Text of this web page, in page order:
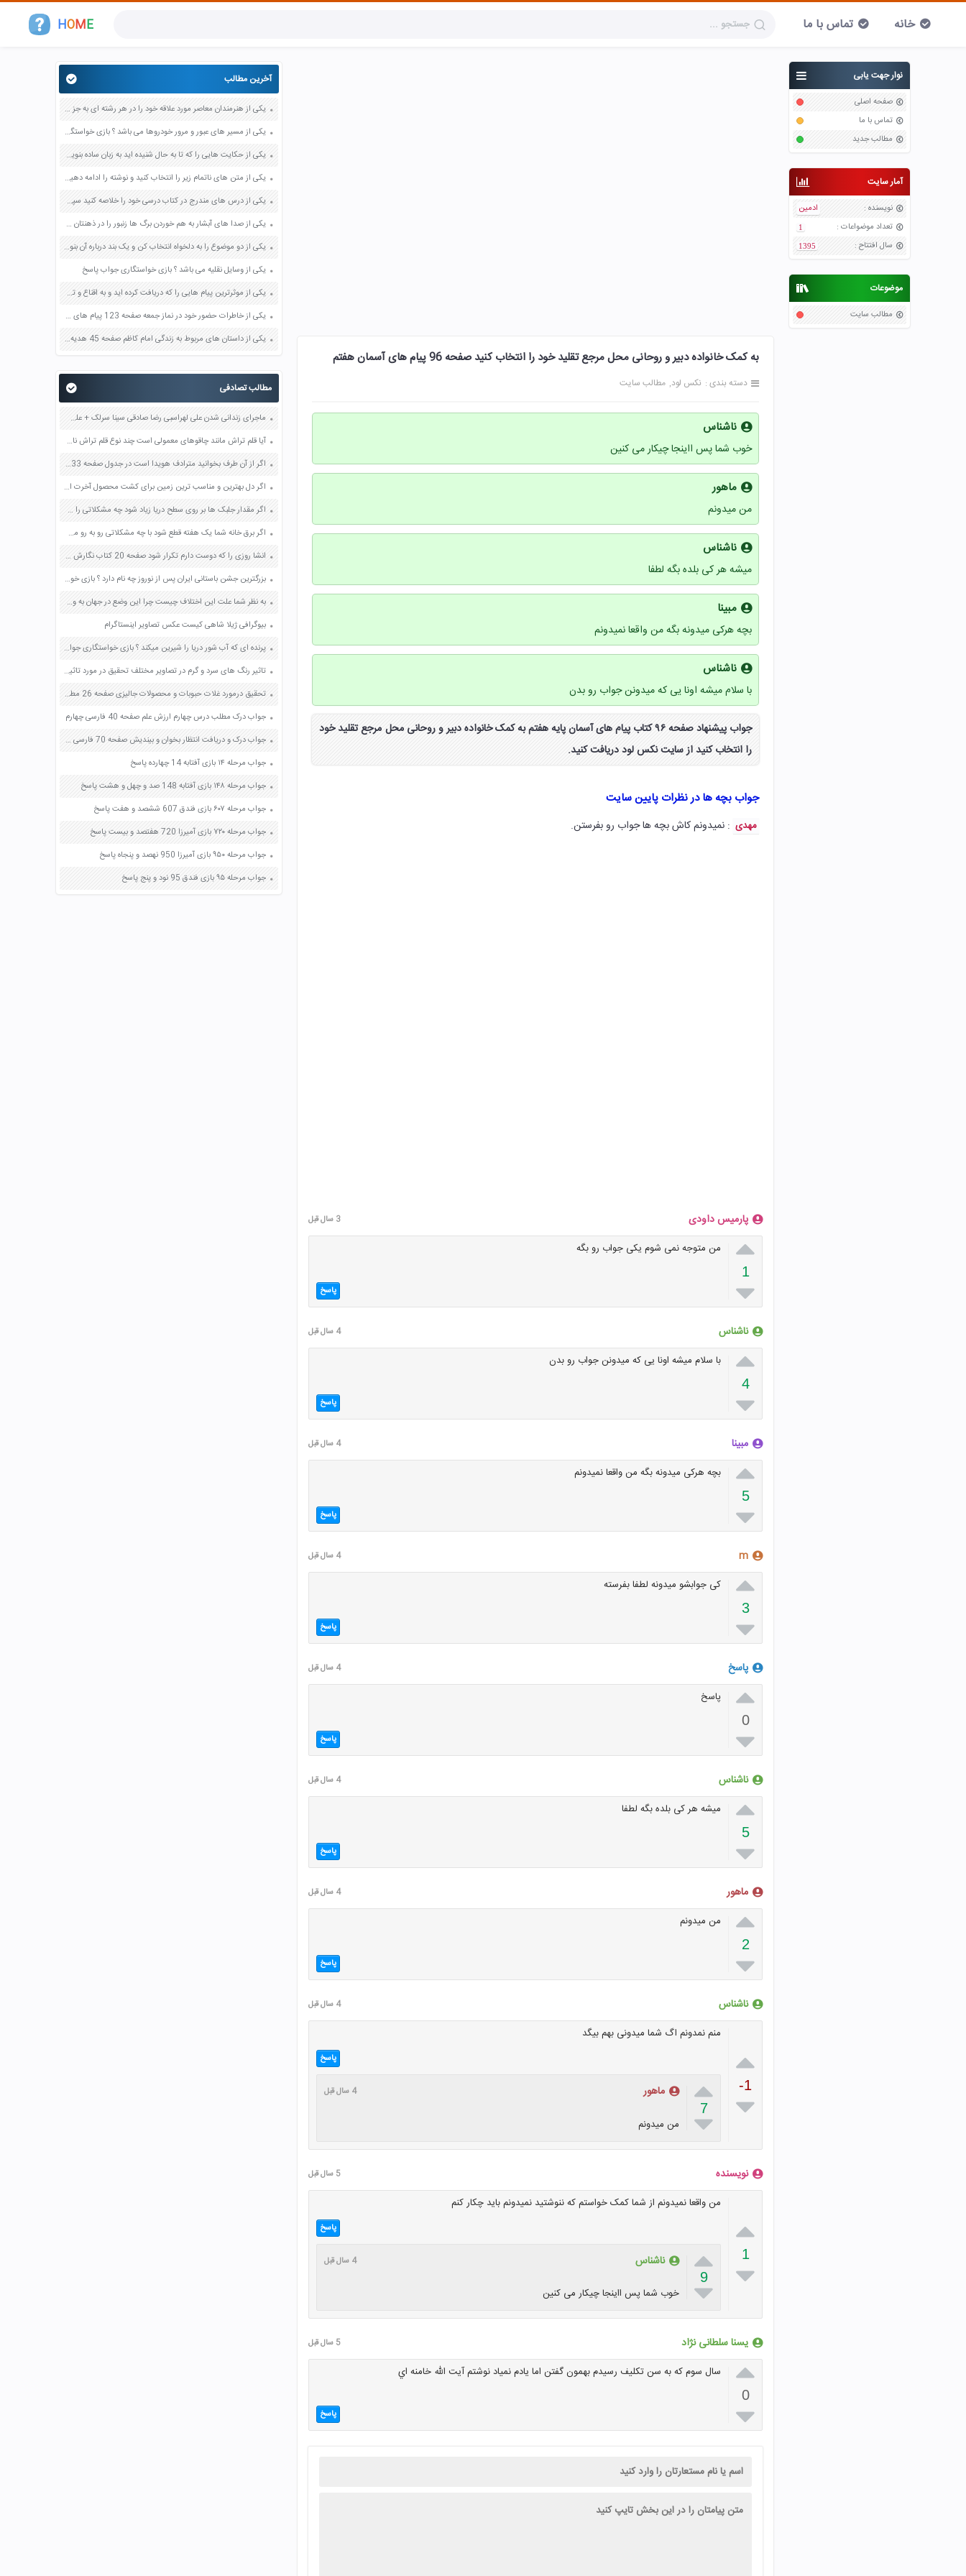
HOME خانه تماس با ما
نوار جهت یابی
صفحه اصلی
تماس با ما
مطالب جدید
آمار سایت
نویسنده :
ادمین
تعداد موضواعات :
1
سال افتتاح :
1395
موضوعات
مطالب سایت
به کمک خانواده دبیر و روحانی محل مرجع تقلید خود را انتخاب کنید صفحه 96 پیام های آسمان هفتم
دسته بندی : نکس لود مطالب سایت
ناشناس
خوب شما پس ااینجا چیکار می کنین
ماهور
من میدونم
ناشناس
میشه هر کی بلده بگه لطفا
مبینا
بچه هرکی میدونه بگه من واقعا نمیدونم
ناشناس
با سلام میشه اونا یی که میدونن جواب رو بدن
جواب پیشنهاد صفحه ۹۶ کتاب پیام های آسمان پایه هفتم به کمک خانواده دبیر و روحانی محل مرجع تقلید خود
را انتخاب کنید از سایت نکس لود دریافت کنید.
جواب بچه ها در نظرات پایین سایت
مهدی : نمیدونم کاش بچه ها جواب رو بفرستن.
پارمیس داودی 3 سال قبل

1

من متوجه نمی شوم یکی جواب رو بگه
پاسخ
ناشناس 4 سال قبل

4

با سلام میشه اونا یی که میدونن جواب رو بدن
پاسخ
مبینا 4 سال قبل

5

بچه هرکی میدونه بگه من واقعا نمیدونم
پاسخ
m 4 سال قبل

3

کی جوابشو میدونه لطفا بفرسته
پاسخ
پاسخ 4 سال قبل

0

پاسخ
پاسخ
ناشناس 4 سال قبل

5

میشه هر کی بلده بگه لطفا
پاسخ
ماهور 4 سال قبل

2

من میدونم
پاسخ
ناشناس 4 سال قبل

-1

منم نمدونم اگ شما میدونی بهم بیگد
پاسخ

7

ماهور 4 سال قبل
من میدونم
نویسنده 5 سال قبل

1

من واقعا نمیدونم از شما کمک خواستم که ننوشتید نمیدونم باید چکار کنم
پاسخ

9

ناشناس 4 سال قبل
خوب شما پس ااینجا چیکار می کنین
یسنا سلطانی نژاد 5 سال قبل

0

سال سوم که به سن تکلیف رسیدم بهمون گفتن اما یادم نمیاد نوشتم آیت الله خامنه اي
پاسخ
آخرین مطالب
یکی از هنرمندان معاصر مورد علاقه خود را در هر رشته ای به جز عکاسی صفحه 69 فرهنگ و هنر نهم
یکی از مسیر های عبور و مرور خودروها می باشد ؟ بازی خواستگاری جواب پاسخ
یکی از حکایت هایی را که تا به حال شنیده اید به زبان ساده بنویسید صفحه 97 نگارش ششم دبستان
یکی از متن های ناتمام زیر را انتخاب کنید و نوشته را ادامه دهید صفحه 73 و 74 کتاب نگارش فارسی پنجم دبستان
یکی از درس های مندرج در کتاب درسی خود را خلاصه کنید سپس متن خلاصه شده را با بهره گیری از روش های دسته بندی نمودار جدول نقشه مفهومی نشان دهید صفحه 118 نگارش یازدهم
یکی از صدا های آبشار به هم خوردن برگ ها زنبور را در ذهنتان مجسم کنید و درباره آن یک بند بنویسید صفحه 11 نگارش پنجم
یکی از دو موضوع را به دلخواه انتخاب کن و یک بند درباره آن بنویس صفحه 35 کتاب نگارش فارسی سوم
یکی از وسایل نقلیه می باشد ؟ بازی خواستگاری جواب پاسخ
یکی از موثرترین پیام هایی را که دریافت کرده اید و به اقناع و تغییری جدی در شما منجر شده است برسی کنید و علت این تاثیر گذاری قابل توجه را بنویسید صفحه 52 تفکر و سواد رسانه ای دهم
یکی از خاطرات حضور خود در نماز جمعه صفحه 123 پیام های آسمان هفتم
یکی از داستان های مربوط به زندگی امام کاظم صفحه 45 هدیه های آسمان چهارم
مطالب تصادفی
ماجرای زندانی شدن علی لهراسبی رضا صادقی سینا سرلک + علت جزئیات
آیا قلم تراش مانند چاقوهای معمولی است چند نوع قلم تراش نام ببرید صفحه 96 فرهنگ و هنر هشتم
اگر از آن طرف بخوانید مترادف هویدا است در جدول صفحه 133 و 134 فارسی نهم
اگر دل بهترین و مناسب ترین زمین برای کشت محصول آخرت است چهار شرط دیگر کدام اند صفحه 93 دین و زندگی دهم
اگر مقدار جلبک ها بر روی سطح دریا زیاد شود چه مشکلاتی را می تواند ایجاد کند صفحه 88 کاربرد فناوری های نوین یازدهم
اگر برق خانه شما یک هفته قطع شود با چه مشکلاتی رو به رو می شوید صفحه 26 علوم چهارم
انشا روزی را که دوست دارم تکرار شود صفحه 20 کتاب نگارش هفتم
بزرگترین جشن باستانی ایران پس از نوروز چه نام دارد ؟ بازی خواستگاری جواب پاسخ
به نظر شما علت این اختلاف چیست چرا این وضع در جهان به وجود آمده است صفحه 119 پیام های آسمان نهم
بیوگرافی ژیلا شاهی کیست عکس تصاویر اینستاگرام
پرنده ای که آب شور دریا را شیرین میکند ؟ بازی خواستگاری جواب پاسخ
تاثیر رنگ های سرد و گرم در تصاویر مختلف تحقیق در مورد تاثیر رنگ ها صفحه 51 فرهنگ و هنر هشتم
تحقیق درمورد غلات حبوبات و محصولات جالیزی صفحه 26 مطالعات اجتماعی ششم
جواب درک مطلب درس چهارم ارزش علم صفحه 40 فارسی چهارم
جواب درک و دریافت انتظار بخوان و بیندیش صفحه 70 فارسی چهارم
جواب مرحله ۱۴ بازی آفتابه 14 چهارده پاسخ
جواب مرحله ۱۴۸ بازی آفتابه 148 صد و چهل و هشت پاسخ
جواب مرحله ۶۰۷ بازی فندق 607 ششصد و هفت پاسخ
جواب مرحله ۷۲۰ بازی آمیرزا 720 هفتصد و بیست پاسخ
جواب مرحله ۹۵۰ بازی آمیرزا 950 نهصد و پنجاه پاسخ
جواب مرحله ۹۵ بازی فندق 95 نود و پنج پاسخ